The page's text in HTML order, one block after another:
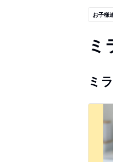
お子様
ミ
ミ